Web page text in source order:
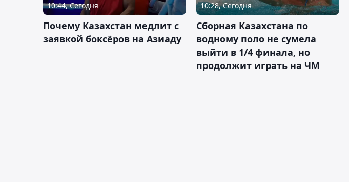
10:44, Сегодня
Почему Казахстан медлит с
заявкой боксёров на Азиаду
10:28, Сегодня
Сборная Казахстана по
водному поло не сумела
выйти в 1/4 финала, но
продолжит играть на ЧМ